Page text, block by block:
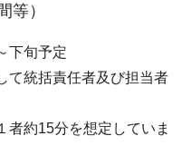
等）
下旬予定
統括責任者及び担当者
者約15分を想定していま